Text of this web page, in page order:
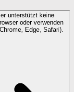
unterstützt keine
oder verwenden
Edge, Safari).